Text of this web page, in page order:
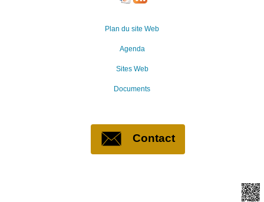
Plan du site Web
Agenda
Sites Web
Documents
Contact